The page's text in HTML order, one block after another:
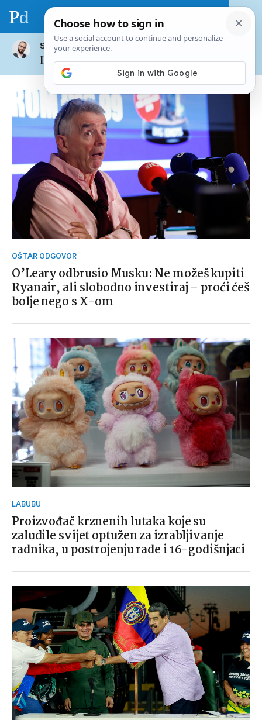
SVI ČLANCI AUTORA
Domagoj Puljizović
OŠTAR ODGOVOR
O’Leary odbrusio Musku: Ne možeš kupiti
Ryanair, ali slobodno investiraj – proći ćeš
bolje nego s X-om
LABUBU
Proizvođač krznenih lutaka koje su
zaludile svijet optužen za izrabljivanje
radnika, u postrojenju rade i 16-godišnjaci